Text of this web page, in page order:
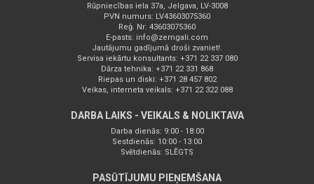
Rūpniecības iela 37a, Jelgava, LV-3008
PVN numurs: LV43603075360
Reģ. Nr: 43603075360
E-pasts: info@zemgali.com
Jautājumu gadījumā droši zvaniet!:
Servisa iekārtu konsultants: +371 22 337 080
Dārza tehnika: +371 22 331 868
Riepas un diski: +371 28 457 802
Veikas, interneta veikals: +371 22 322 088
DARBA LAIKS - VEIKALS & NOLIKTAVA
Darba dienās: 9:00 - 18:00
Sestdienās: 10:00 - 13:00
Svētdienās: SLĒGTS
PASŪTĪJUMU PIEŅEMŠANA